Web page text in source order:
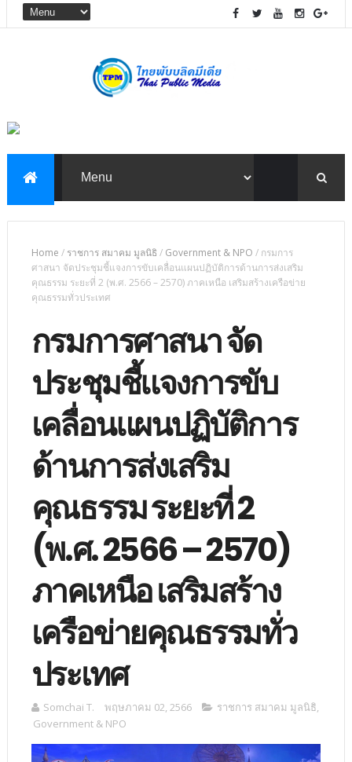
Home / ราชการ สมาคม มูลนิธิ / Government & NPO / กรมการ
ศาสนา จัดประชุมชี้แจงการขับเคลื่อนแผนปฏิบัติการด้านการส่งเสริม
คุณธรรม ระยะที่ 2 (พ.ศ. 2566 – 2570) ภาคเหนือ เสริมสร้างเครือข่าย
คุณธรรมทั่วประเทศ
กรมการศาสนา จัด
ประชุมชี้แจงการขับ
เคลื่อนแผนปฏิบัติการ
ด้านการส่งเสริม
คุณธรรม ระยะที่ 2
(พ.ศ. 2566 – 2570)
ภาคเหนือ เสริมสร้าง
เครือข่ายคุณธรรมทั่ว
ประเทศ
Somchai T. พฤษภาคม 02, 2566 ราชการ สมาคม มูลนิธิ,
Government & NPO